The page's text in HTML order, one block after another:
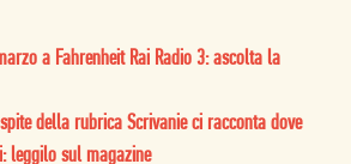
a Fahrenheit Rai Radio 3: ascolta la
della rubrica Scrivanie ci racconta dove
leggilo sul magazine